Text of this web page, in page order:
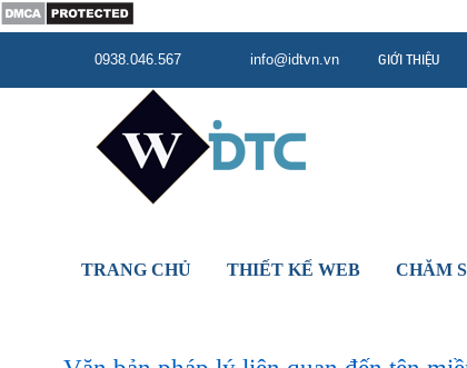
0938.046.567 info@idtvn.vn GIỚI THIỆU
TRANG CHỦ THIẾT KẾ WEB CHĂM